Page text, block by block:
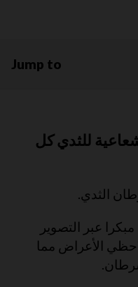
Jump to
للثدي كل
الثدي.
عبر التصوير
الأعراض مما